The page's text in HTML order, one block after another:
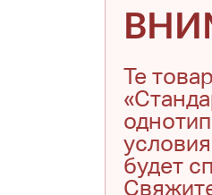
Те
будет